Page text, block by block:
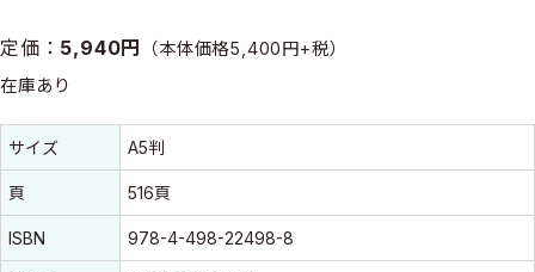
定価： 5,940円 （本体価格5,400円+税）
在庫あり
書誌情報
書誌情報
サイズ A5判
頁 516頁
ISBN 978-4-498-22498-8